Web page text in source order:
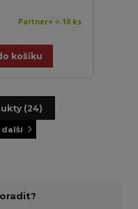
Partner+ > 10 ks
košíku
(24)
další